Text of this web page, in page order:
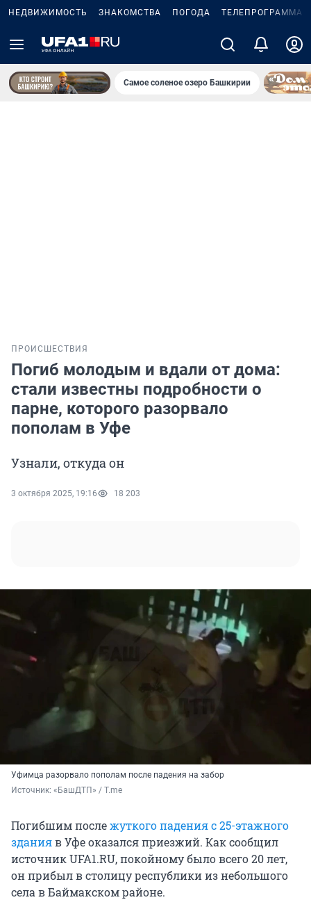
НЕДВИЖИМОСТЬ ЗНАКОМСТВА ПОГОДА ТЕЛЕПРОГРАММА
Самое соленое озеро Башкирии
ПРОИСШЕСТВИЯ
Погиб молодым и вдали от дома:
стали известны подробности о
парне, которого разорвало
пополам в Уфе
Узнали, откуда он
3 октября 2025, 19:16 18 203
Уфимца разорвало пополам после падения на забор
Источник: «БашДТП» / T.me
Погибшим послежуткого падения с25-этажного
зданияв Уфе оказался приезжий. Как сообщил
источник UFA1.RU, покойному было всего 20 лет,
он прибыл в столицу республики из небольшого
села в Баймакском районе.